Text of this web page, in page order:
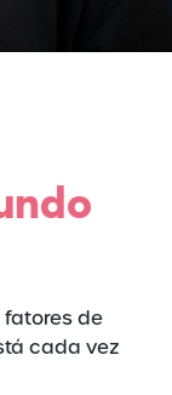
fatores de
cada vez